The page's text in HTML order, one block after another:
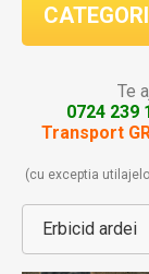
Te
0724 239
Transport
(cu exceptia
Erbicid ardei